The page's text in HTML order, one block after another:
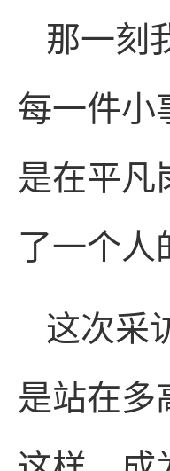
那一刻
每一件小
是在平凡
了一个人
这次采
是站在多